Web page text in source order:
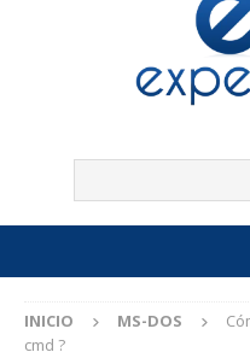
INICIO MS-DOS
cmd ?